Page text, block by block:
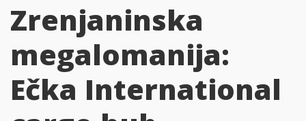
Zrenjaninska
megalomanija:
Ečka International